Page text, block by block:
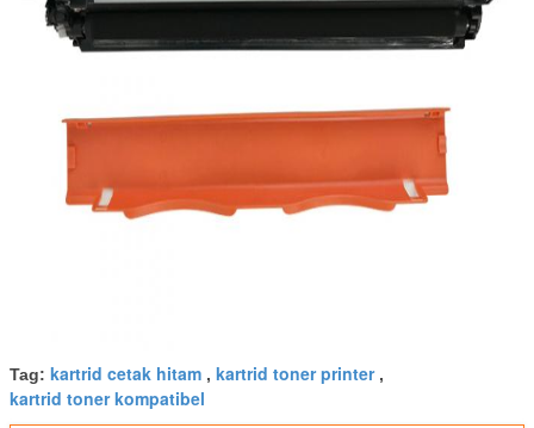
Tag: kartrid cetak hitam , kartrid toner printer,
kartrid toner kompatibel